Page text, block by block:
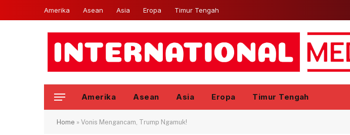
Amerika Asean Asia Eropa Timur Tengah
Amerika Asean Asia Eropa Timur Tengah
Home » Vonis Mengancam, Trump Ngamuk!